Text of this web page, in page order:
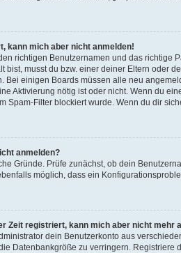
kann mich aber nicht anmelden!
richtigen Benutzernamen und das richtige
bist, musst du bzw. einer deiner Eltern oder
Bei einigen Boards müssen alle neu
Aktivierung nötig ist oder nicht. Wenn du
Spam-Filter blockiert wurde. Wenn du dir
anmelden?
Gründe. Prüfe zunächst, ob dein
möglich, dass ein
Zeit registriert, kann mich aber nicht mehr
dein Benutzerkonto aus
Datenbankgröße zu verringern. Registriere